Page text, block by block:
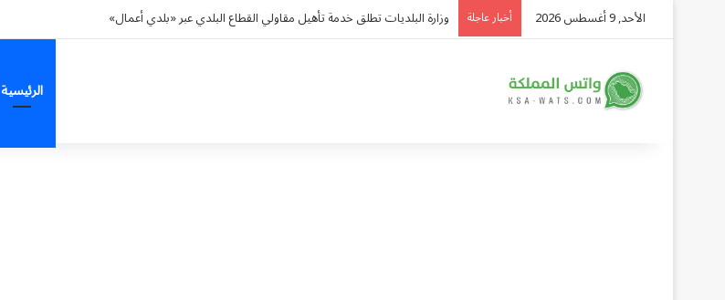
الأحد, 9 أغسطس 2026 أخبار عاجلة البحرين ترحب ببيان مجلس الأمن وتؤكد تضامنها الكامل مع السعودية ودعم أمنها واستقرارها
الرئيسية